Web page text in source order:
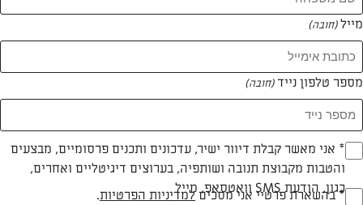
המאמרים של נטע קובץ
מייל(חובה)
מספר טלפון נייד(חובה)
Opt_In
(חובה)
* אני מאשר קבלת דיוור ישיר, עדכונים ותכנים פרסומיים, מבצעים
והטבות מקבוצת תנובה ושותפיה, בערוצים דיגיטליים ואחרים,
כגון, הודעת SMS וואטסאפ, מייל
RegulationsApproved
* בהשארת פרטיי אני מסכיםלמדיניות הפרטיות.